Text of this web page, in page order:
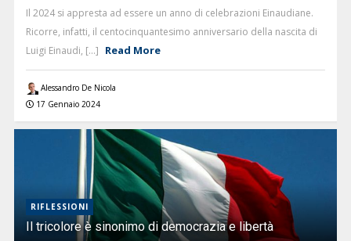
Il 2024 si appresta ad essere un anno di celebrazioni Einaudiane.
Ricorre, infatti, il centocinquantesimo anniversario della nascita di
Luigi Einaudi, [...] Read More
Alessandro De Nicola
17 Gennaio 2024
RIFLESSIONI
Il tricolore è sinonimo di democrazia e libertà